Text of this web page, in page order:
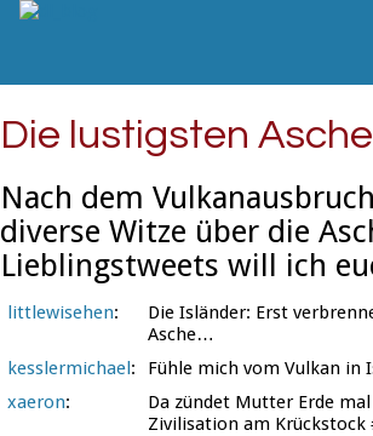
Die lustigsten
Nach dem
diverse Witze über die
Lieblingstweets will ich
littlewisehen:
Die Isländer: Erst
Asche…
kesslermichael:
Fühle mich vom Vulkan in
xaeron:
Da zündet Mutter Erde
Zivilisation am Krückstock